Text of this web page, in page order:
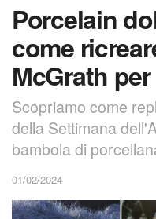
Porcelain
come
McGrath
Scopriamo come
della Settimana
bambola di
01/02/2024